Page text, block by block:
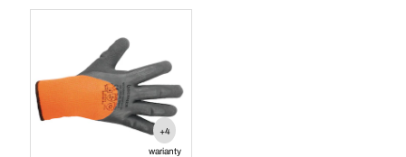
+4
warianty